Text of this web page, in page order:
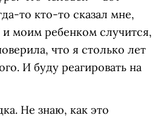
то кто-то сказал мне,
моим ребенком случится,
что я столько лет
И буду реагировать на
Не знаю, как это